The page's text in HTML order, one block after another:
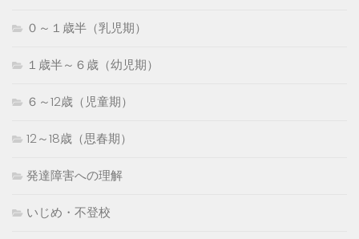
０～１歳半（乳児期）
１歳半～６歳（幼児期）
６～12歳（児童期）
12～18歳（思春期）
発達障害への理解
いじめ・不登校